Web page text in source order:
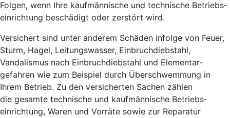
Folgen, wenn Ihre kauf­männische und technische Betriebs­
einrichtung beschädigt oder zerstört wird.
Versichert sind unter anderem Schäden infolge von Feuer,
Sturm, Hagel, Leitungswasser, Einbruch­diebstahl,
Vandalismus nach Einbruch­diebstahl und Elementar­
gefahren wie zum Beispiel durch Über­schwemmung in
Ihrem Betrieb. Zu den versicherten Sachen zählen
die gesamte technische und kauf­männische Betriebs­
einrichtung, Waren und Vorräte sowie zur Reparatur